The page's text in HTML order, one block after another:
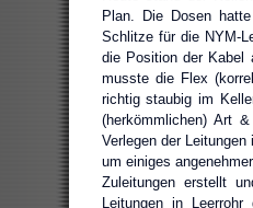
Plan. Die Dosen
Schlitze für die NYM-
die Position der Kabel
musste die Flex
richtig staubig im
(herkömmlichen) Art
Verlegen der
um einiges
Zuleitungen erstellt
Leitungen in